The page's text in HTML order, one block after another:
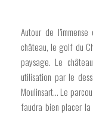
Autour de
château, le golf du
paysage. Le
utilisation par le
Moulinsart… Le
faudra bien placer la